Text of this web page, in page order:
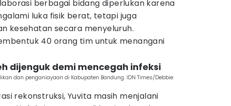
berbagai bidang diperlukan karena
luka fisik berat, tetapi juga
kesehatan secara menyeluruh.
40 orang tim untuk menangani
dijenguk demi mencegah infeksi
dan penganiayaan di Kabupaten Bandung. IDN Times/Debbie
rekonstruksi, Yuvita masih menjalani